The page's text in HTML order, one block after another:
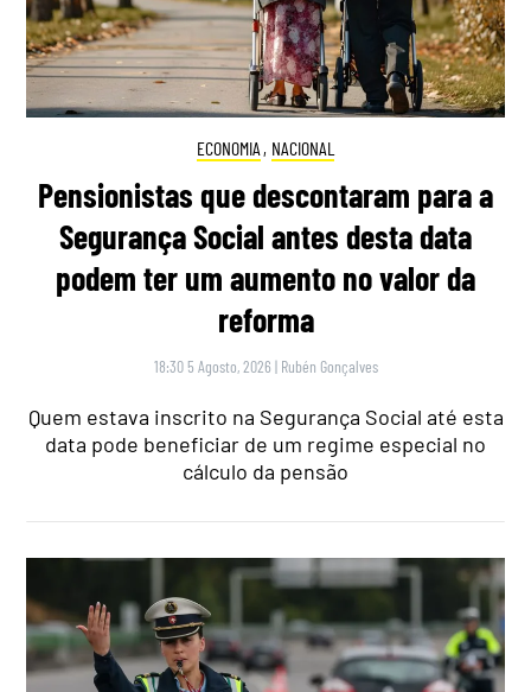
ECONOMIA , NACIONAL
Pensionistas que descontaram para a
Segurança Social antes desta data
podem ter um aumento no valor da
reforma
18:30 5 Agosto, 2026 | Rubén Gonçalves
Quem estava inscrito na Segurança Social até esta
data pode beneficiar de um regime especial no
cálculo da pensão